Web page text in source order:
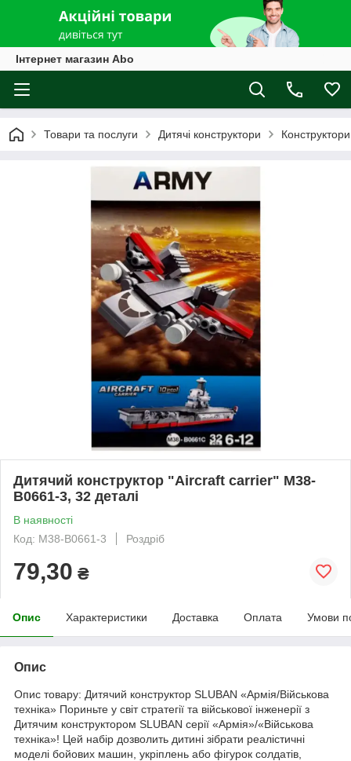
Інтернет магазин Abo
Товари та послуги Дитячі конструктори
Дитячий конструктор "Aircraft carrier" M38-
B0661-3, 32 деталі
В наявності
Код: M38-B0661-3
Роздріб
79,30 ₴
Опис Характеристики Доставка Оплата Умови
Опис
Опис товару: Дитячий конструктор SLUBAN «Армія/Військова
техніка» Пориньте у світ стратегії та військової інженерії з
Дитячим конструктором SLUBAN серії «Армія»/«Військова
техніка»! Цей набір дозволить дитині зібрати реалістичні
моделі бойових машин, укріплень або фігурок солдатів,